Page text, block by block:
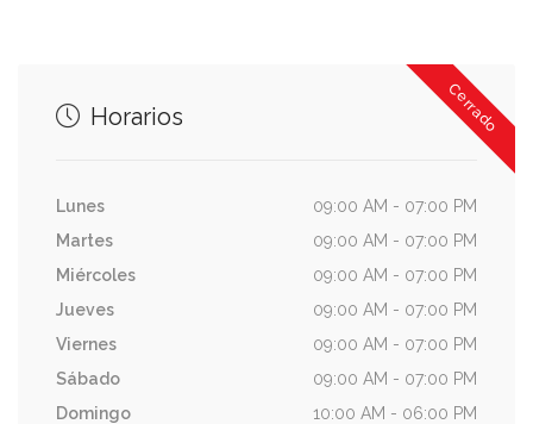
Cerrado
Horarios
Lunes
09:00 AM - 07:00 PM
Martes
09:00 AM - 07:00 PM
Miércoles
09:00 AM - 07:00 PM
Jueves
09:00 AM - 07:00 PM
Viernes
09:00 AM - 07:00 PM
Sábado
09:00 AM - 07:00 PM
Domingo
10:00 AM - 06:00 PM